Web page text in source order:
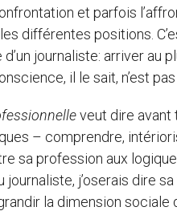
et parfois
différentes positions.
journaliste: arriver au
il le sait, n’est pas
veut dire avant
– comprendre,
sa profession aux
j’oserais dire
la dimension sociale